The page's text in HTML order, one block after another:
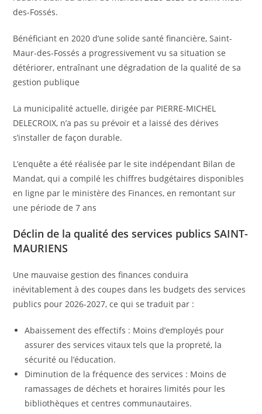
des-Fossés.
Bénéficiant en 2020 d’une solide santé financière, Saint-
Maur-des-Fossés a progressivement vu sa situation se
détériorer, entraînant une dégradation de la qualité de sa
gestion publique
La municipalité actuelle, dirigée par PIERRE-MICHEL
DELECROIX, n’a pas su prévoir et a laissé des dérives
s’installer de façon durable.
L’enquête a été réalisée par le site indépendant Bilan de
Mandat, qui a compilé les chiffres budgétaires disponibles
en ligne par le ministère des Finances, en remontant sur
une période de 7 ans
Déclin de la qualité des services publics SAINT-
MAURIENS
Une mauvaise gestion des finances conduira
inévitablement à des coupes dans les budgets des services
publics pour 2026-2027, ce qui se traduit par :
Abaissement des effectifs : Moins d’employés pour
assurer des services vitaux tels que la propreté, la
sécurité ou l’éducation.
Diminution de la fréquence des services : Moins de
ramassages de déchets et horaires limités pour les
bibliothèques et centres communautaires.